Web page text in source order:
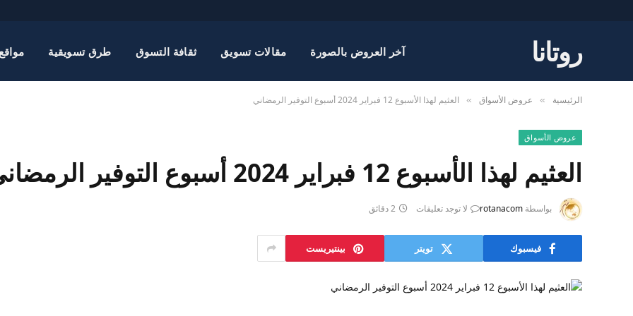
روتانا آخر العروض بالصورة مقالات تسويق ثقافة التسوق طرق تسويقية
الرئيسية » عروض الأسواق » العثيم لهذا الأسبوع 12 فبراير 2024 أسبوع التوفير الرمضاني
عروض الأسواق
العثيم لهذا الأسبوع 12 فبراير 2024 أسبوع التوفير الرمضاني
بواسطة rotanacom لا توجد تعليقات 2 دقائق
فيسبوك تويتر بينتيريست